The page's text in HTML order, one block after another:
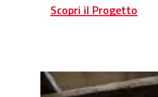
Scopri il Progetto